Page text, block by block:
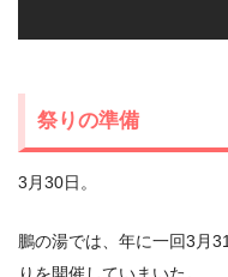
祭りの準備
3月30日。
鵬の湯では、年に一回3月
りを開催していまいた。